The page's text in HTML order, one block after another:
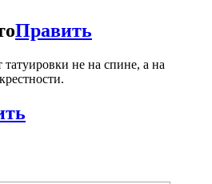
Править
не на спине, а на